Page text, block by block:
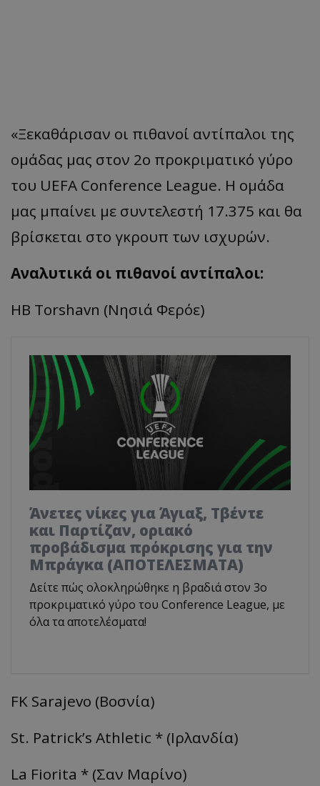
«Ξεκαθάρισαν οι πιθανοί αντίπαλοι της
ομάδας μας στον 2ο προκριματικό γύρο
του UEFA Conference League. Η ομάδα
μας μπαίνει με συντελεστή 17.375 και θα
βρίσκεται στο γκρουπ των ισχυρών.
Αναλυτικά οι πιθανοί αντίπαλοι:
HB Torshavn (Nησιά Φερόε)
Άνετες νίκες για Άγιαξ, Τβέντε
και Παρτίζαν, οριακό
προβάδισμα πρόκρισης για την
Μπράγκα (ΑΠΟΤΕΛΕΣΜΑΤΑ)
Δείτε πώς ολοκληρώθηκε η βραδιά στον 3ο
προκριματικό γύρο του Conference League, με
όλα τα αποτελέσματα!
FK Sarajevo (Βοσνία)
St. Patrick’s Athletic * (Ιρλανδία)
La Fiorita * (Σαν Μαρίνο)